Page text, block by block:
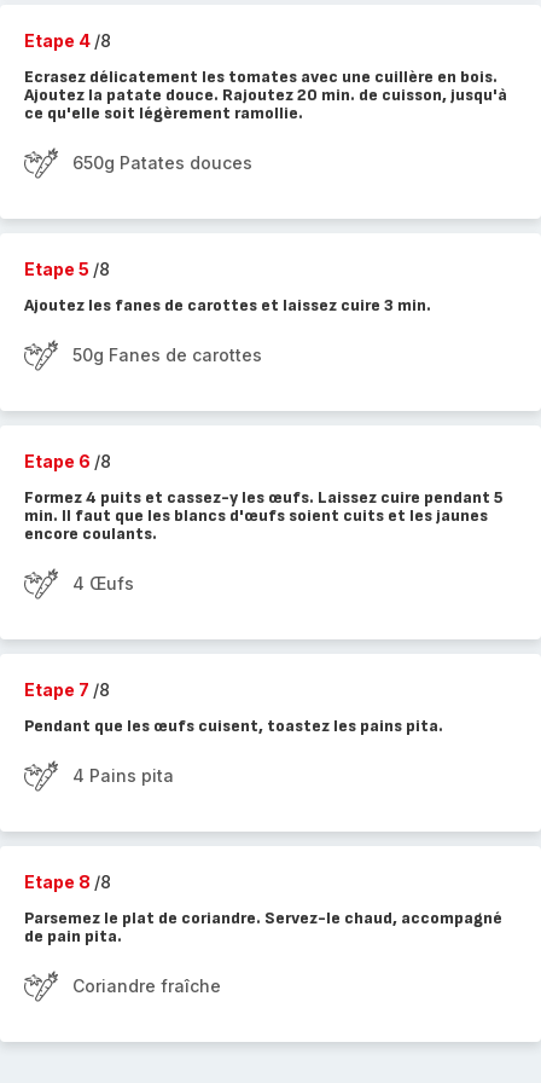
Etape 4 /8
Ecrasez délicatement les tomates avec une cuillère en bois.
Ajoutez la patate douce. Rajoutez 20 min. de cuisson, jusqu'à
ce qu'elle soit légèrement ramollie.
650g Patates douces
Etape 5 /8
Ajoutez les fanes de carottes et laissez cuire 3 min.
50g Fanes de carottes
Etape 6 /8
Formez 4 puits et cassez-y les œufs. Laissez cuire pendant 5
min. Il faut que les blancs d'œufs soient cuits et les jaunes
encore coulants.
4 Œufs
Etape 7 /8
Pendant que les œufs cuisent, toastez les pains pita.
4 Pains pita
Etape 8 /8
Parsemez le plat de coriandre. Servez-le chaud, accompagné
de pain pita.
Coriandre fraîche